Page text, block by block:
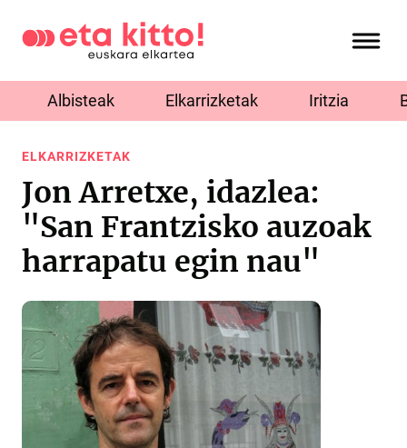
Albisteak Elkarrizketak Iritzia
ELKARRIZKETAK
Jon Arretxe, idazlea:
"San Frantzisko auzoak
harrapatu egin nau"